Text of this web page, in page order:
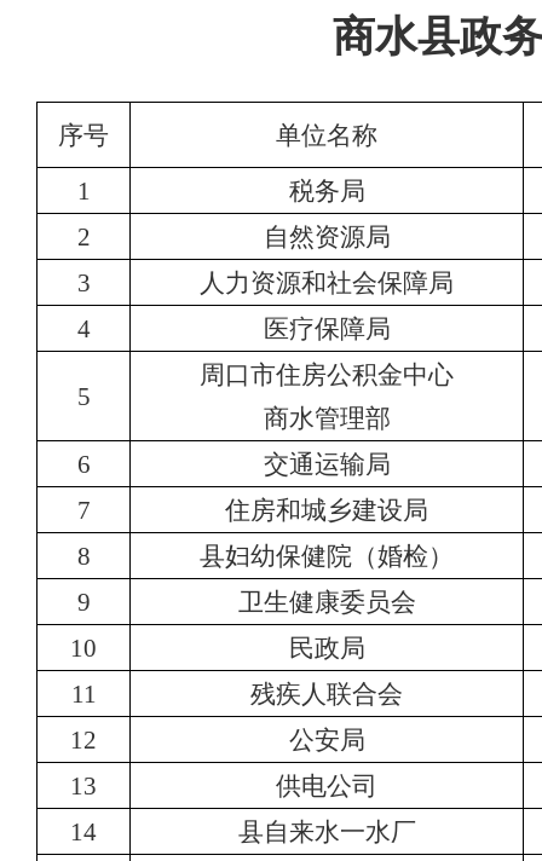
商水县政
序号
单位名称
1
税务局
2
自然资源局
3
人力资源和社会保障局
4
医疗保障局
5
周口市住房公积金中心
商水管理部
6
交通运输局
7
住房和城乡建设局
8
县妇幼保健院（婚检）
9
卫生健康委员会
10
民政局
11
残疾人联合会
12
公安局
13
供电公司
14
县自来水一水厂